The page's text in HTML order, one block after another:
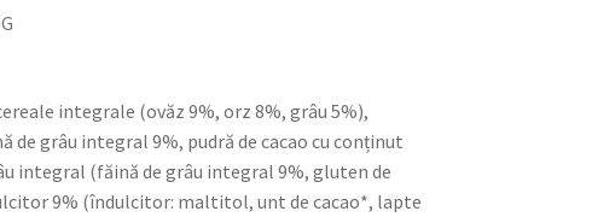
integrale (ovăz 9%, orz 8%, grâu 5%),
grâu integral 9%, pudră de cacao cu conținut
integral (făină de grâu integral 9%, gluten de
9% (îndulcitor: maltitol, unt de cacao*, lapte